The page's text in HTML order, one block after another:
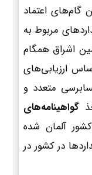
گام‌های اعتماد
مربوط به
اشراق همگام
ارزیابی‌های
متعدد و
گواهینامه‌های
آلمان شده
در کشور در